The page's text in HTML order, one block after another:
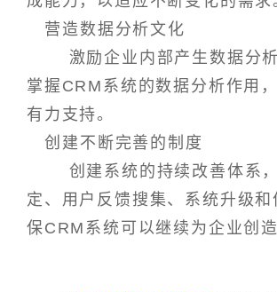
营造数据分析文化
激励企业内部产生数据分析
掌握CRM系统的数据分析作用
有力支持。
创建不断完善的制度
创建系统的持续改善体系，
定、用户反馈搜集、系统升级和
保CRM系统可以继续为企业创造